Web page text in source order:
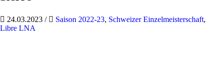
24.03.2023 / Saison 2022-23, Schweizer Einzelmeisterschaft,
Libre LNA